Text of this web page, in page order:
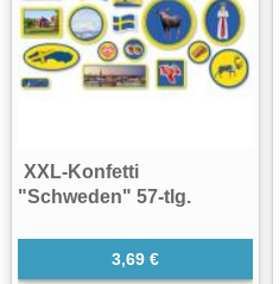
XXL-Konfetti
"Schweden" 57-tlg.
3,69 €